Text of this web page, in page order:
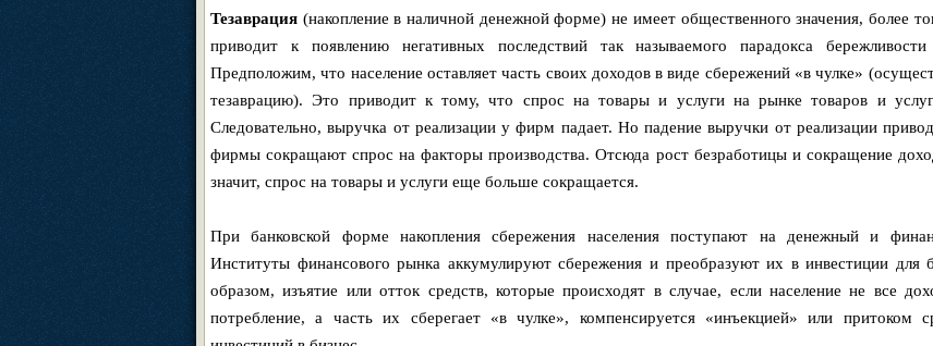
Тезаврация (накопление в наличной денежной форме) не имеет общественного значения, более
приводит к появлению негативных последствий так называемого парадокса
Предположим, что население оставляет часть своих доходов в виде сбережений «в чулке»
тезаврацию). Это приводит к тому, что спрос на товары и услуги на рынке товаров и услуг
Следовательно, выручка от реализации у фирм падает. Но падение выручки от реализации
фирмы сокращают спрос на факторы производства. Отсюда рост безработицы и сокращение
значит, спрос на товары и услуги еще больше сокращается.
При банковской форме накопления сбережения населения поступают на денежный и
Институты финансового рынка аккумулируют сбережения и преобразуют их в инвестиции для
образом, изъятие или отток средств, которые происходят в случае, если население не все
потребление, а часть их сберегает «в чулке», компенсируется «инъекцией» или притоком